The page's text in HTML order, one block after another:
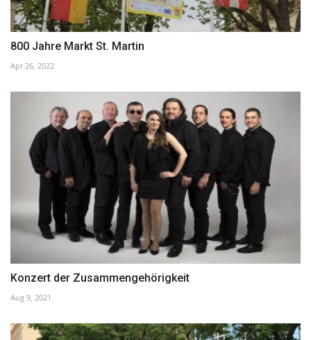
800 Jahre Markt St. Martin
Apr 26, 2022
Konzert der Zusammengehörigkeit
Aug 9, 2021